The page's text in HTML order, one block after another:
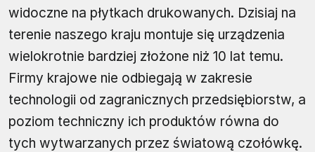
widoczne na płytkach drukowanych. Dzisiaj na
terenie naszego kraju montuje się urządzenia
wielokrotnie bardziej złożone niż 10 lat temu.
Firmy krajowe nie odbiegają w zakresie
technologii od zagranicznych przedsiębiorstw, a
poziom techniczny ich produktów równa do
tych wytwarzanych przez światową czołówkę.